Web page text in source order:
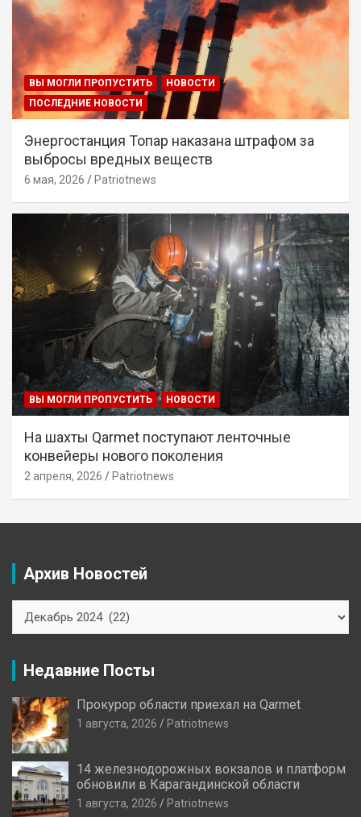
ВЫ МОГЛИ ПРОПУСТИТЬ
НОВОСТИ
ПОСЛЕДНИЕ НОВОСТИ
Энергостанция Топар наказана штрафом за
выбросы вредных веществ
6 мая, 2026 Patriotnews
ВЫ МОГЛИ ПРОПУСТИТЬ НОВОСТИ
На шахты Qarmet поступают ленточные
конвейеры нового поколения
2 апреля, 2026 Patriotnews
Архив Новостей
Новостей
Недавние Посты
Прокурор области приехал на Qarmet
1 августа, 2026 Patriotnews
14 железнодорожных вокзалов и платформ
обновили в Карагандинской области
1 августа, 2026 Patriotnews